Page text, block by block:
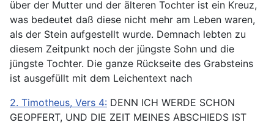
über der Mutter und der älteren Tochter ist ein Kreuz,
was bedeutet daß diese nicht mehr am Leben waren,
als der Stein aufgestellt wurde. Demnach lebten zu
diesem Zeitpunkt noch der jüngste Sohn und die
jüngste Tochter. Die ganze Rückseite des Grabsteins
ist ausgefüllt mit dem Leichentext nach
2. Timotheus, Vers 4: DENN ICH WERDE SCHON
GEOPFERT, UND DIE ZEIT MEINES ABSCHIEDS IST